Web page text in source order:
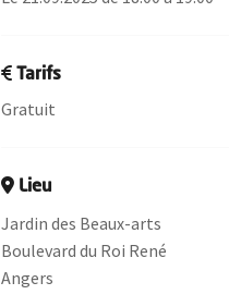
Tarifs
Gratuit
Lieu
Jardin des Beaux-arts
Boulevard du Roi René
Angers